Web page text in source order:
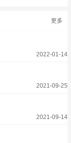
更多
2022-01-14
2021-09-25
2021-09-14